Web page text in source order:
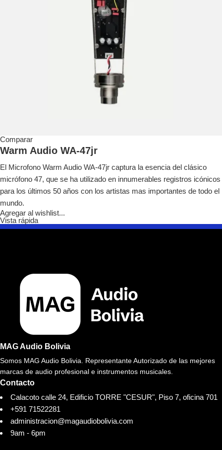
Comparar
Warm Audio WA-47jr
El Microfono Warm Audio WA-47jr captura la esencia del clásico
micrófono 47, que se ha utilizado en innumerables registros icónicos
para los últimos 50 años con los artistas mas importantes de todo el
mundo.
Agregar al wishlist...
Vista rápida
MAG Audio Bolivia
Somos MAG Audio Bolivia. Representante Autorizado de las mejores
marcas de audio profesional e instrumentos musicales.
Contacto
Calacoto calle 24, Edificio TORRE "CESUR", Piso 7, oficina 701
+591 71522281
administracion@magaudiobolivia.com
9am - 6pm